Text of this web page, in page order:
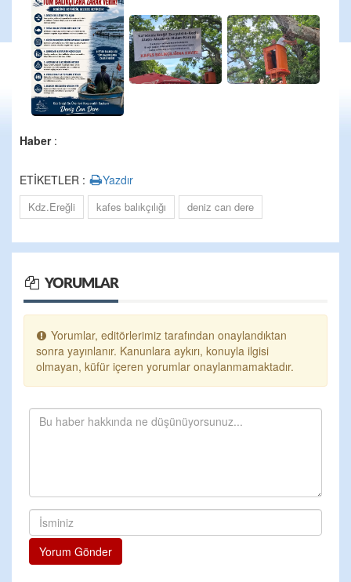
Haber:
ETİKETLER : Yazdır
Kdz.Ereğli kafes balıkçılığı deniz can dere
YORUMLAR
Yorumlar, editörlerimiz tarafından onaylandıktan
sonra yayınlanır. Kanunlara aykırı, konuyla ilgisi
olmayan, küfür içeren yorumlar onaylanmamaktadır.
Yorum Gönder